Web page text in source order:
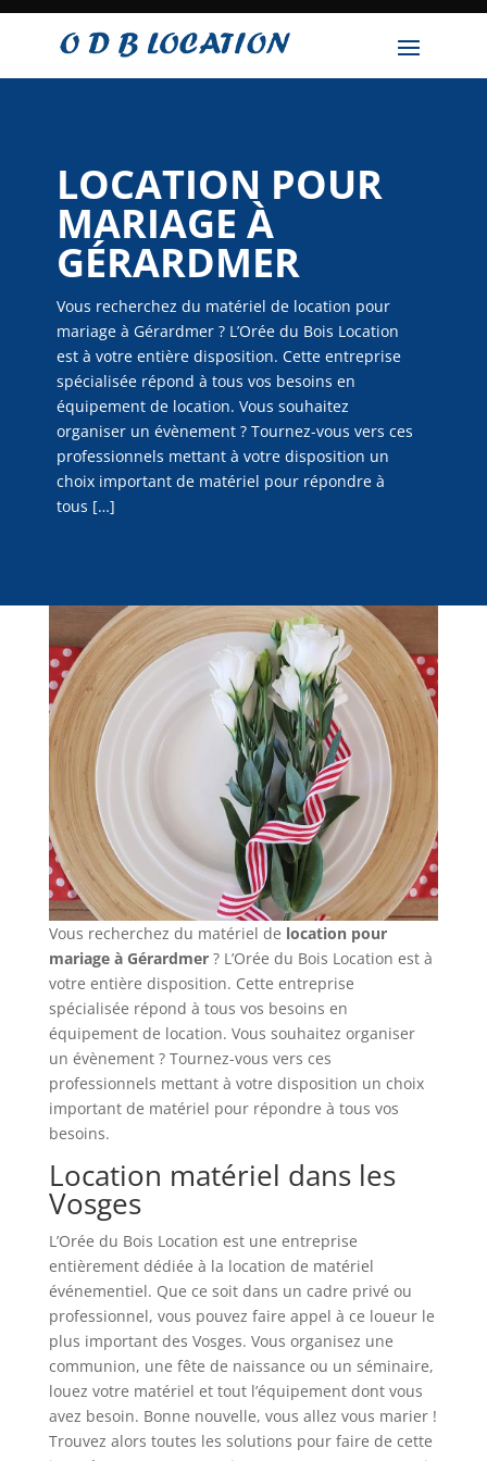
LOCATION POUR
MARIAGE À
GÉRARDMER
Vous recherchez du matériel de location pour
mariage à Gérardmer ? L’Orée du Bois Location
est à votre entière disposition. Cette entreprise
spécialisée répond à tous vos besoins en
équipement de location. Vous souhaitez
organiser un évènement ? Tournez-vous vers ces
professionnels mettant à votre disposition un
choix important de matériel pour répondre à
tous […]
Vous recherchez du matériel de location pour
mariage à Gérardmer? L’Orée du Bois Location est à
votre entière disposition. Cette entreprise
spécialisée répond à tous vos besoins en
équipement de location. Vous souhaitez organiser
un évènement ? Tournez-vous vers ces
professionnels mettant à votre disposition un choix
important de matériel pour répondre à tous vos
besoins.
Location matériel dans les
Vosges
L’Orée du Bois Location est une entreprise
entièrement dédiée à la location de matériel
événementiel. Que ce soit dans un cadre privé ou
professionnel, vous pouvez faire appel à ce loueur le
plus important des Vosges. Vous organisez une
communion, une fête de naissance ou un séminaire,
louez votre matériel et tout l’équipement dont vous
avez besoin. Bonne nouvelle, vous allez vous marier !
Trouvez alors toutes les solutions pour faire de cette